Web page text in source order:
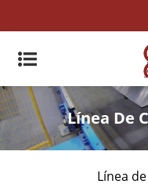
Línea De
Línea